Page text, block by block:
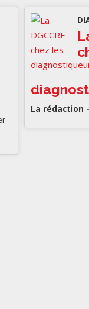
La rédaction -